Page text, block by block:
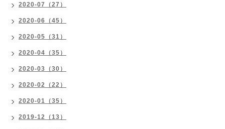
2020-07（27）
2020-06（45）
2020-05（31）
2020-04（35）
2020-03（30）
2020-02（22）
2020-01（35）
2019-12（13）